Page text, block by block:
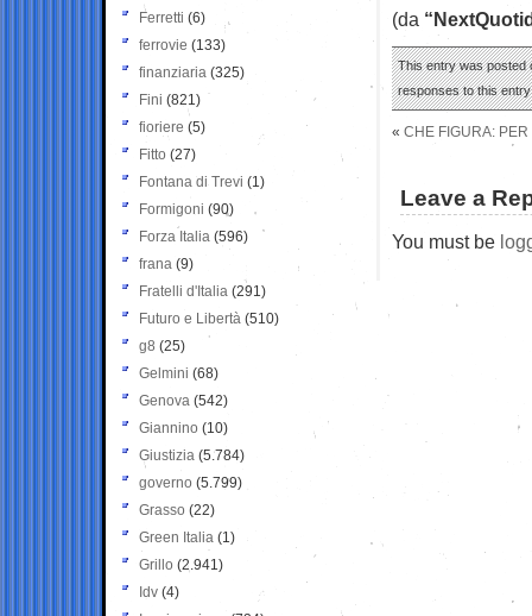
(da
This entry was posted
responses to this
« CHE FIGURA:
Leave a
You must be
Ferretti (6)
ferrovie (133)
finanziaria (325)
Fini (821)
fioriere (5)
Fitto (27)
Fontana di Trevi (1)
Formigoni (90)
Forza Italia (596)
frana (9)
Fratelli d'Italia (291)
Futuro e Libertà (510)
g8 (25)
Gelmini (68)
Genova (542)
Giannino (10)
Giustizia (5.784)
governo (5.799)
Grasso (22)
Green Italia (1)
Grillo (2.941)
Idv (4)